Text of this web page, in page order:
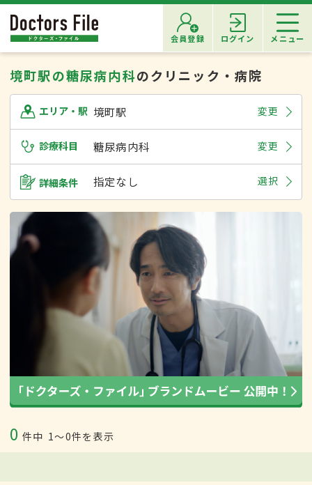
会員登録 ログイン メニュー
境町駅の糖尿病内科のクリニック・病院
エリア・駅 境町駅 変更
診療科目 糖尿病内科 変更
詳細条件 指定なし 選択
0 件中 1〜0件を表示